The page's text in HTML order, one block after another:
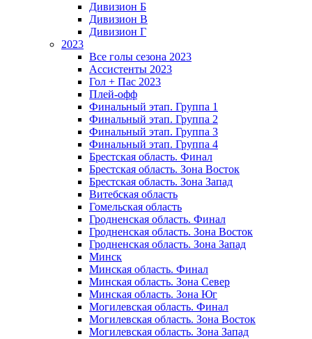
Дивизион Б
Дивизион В
Дивизион Г
2023
Все голы сезона 2023
Ассистенты 2023
Гол + Пас 2023
Плей-офф
Финальный этап. Группа 1
Финальный этап. Группа 2
Финальный этап. Группа 3
Финальный этап. Группа 4
Брестская область. Финал
Брестская область. Зона Восток
Брестская область. Зона Запад
Витебская область
Гомельская область
Гродненская область. Финал
Гродненская область. Зона Восток
Гродненская область. Зона Запад
Минск
Минская область. Финал
Минская область. Зона Север
Минская область. Зона Юг
Могилевская область. Финал
Могилевская область. Зона Восток
Могилевская область. Зона Запад